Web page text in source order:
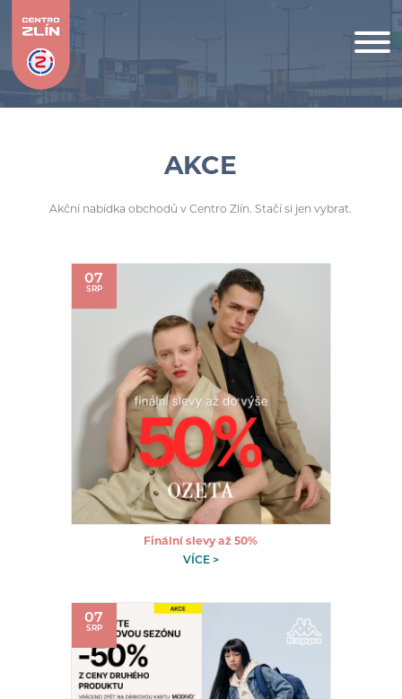
AKCE
Akční nabídka obchodů v Centro Zlín. Stačí si jen vybrat.
07
SRP
Finální slevy až 50%
VÍCE >
07
SRP